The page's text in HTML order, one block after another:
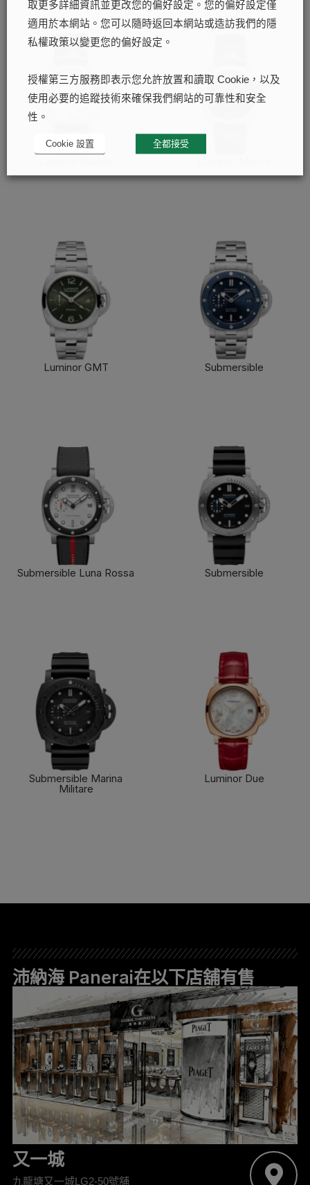
了解更多
了解更多
Luminor GMT
Submersible
Submersible Luna Rossa
Submersible
Submersible Marina
Militare
Luminor Due
沛納海 Panerai在以下店舖有售
又一城
九龍塘又一城LG2-50號舖
取更多詳細資訊並更改您的偏好設定。您的偏好設定僅
適用於本網站。您可以隨時返回本網站或造訪我們的隱
私權政策以變更您的偏好設定。
授權第三方服務即表示您允許放置和讀取 Cookie，以及
使用必要的追蹤技術來確保我們網站的可靠性和安全
性。
Cookie 設置 全都接受